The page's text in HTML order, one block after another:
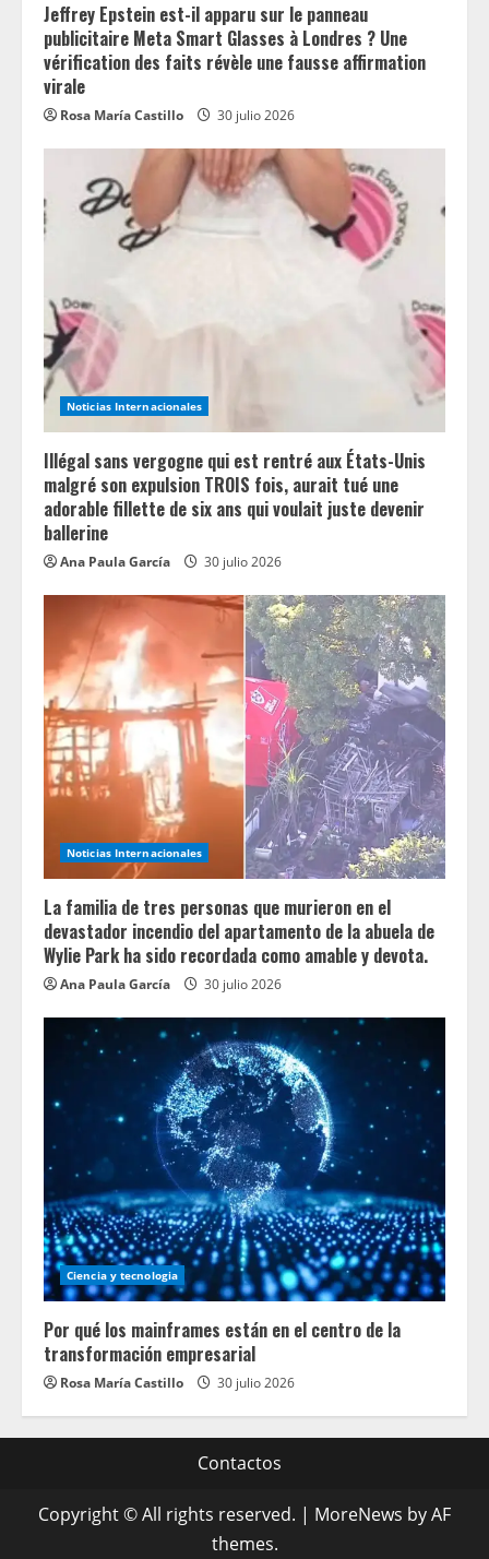
Jeffrey Epstein est-il apparu sur le panneau
publicitaire Meta Smart Glasses à Londres ? Une
vérification des faits révèle une fausse affirmation
virale
Rosa María Castillo 30 julio 2026
Noticias Internacionales
Illégal sans vergogne qui est rentré aux États-Unis
malgré son expulsion TROIS fois, aurait tué une
adorable fillette de six ans qui voulait juste devenir
ballerine
Ana Paula García 30 julio 2026
Noticias Internacionales
La familia de tres personas que murieron en el
devastador incendio del apartamento de la abuela de
Wylie Park ha sido recordada como amable y devota.
Ana Paula García 30 julio 2026
Ciencia y tecnologia
Por qué los mainframes están en el centro de la
transformación empresarial
Rosa María Castillo 30 julio 2026
Contactos
Copyright © All rights reserved. | MoreNews by AF
themes.